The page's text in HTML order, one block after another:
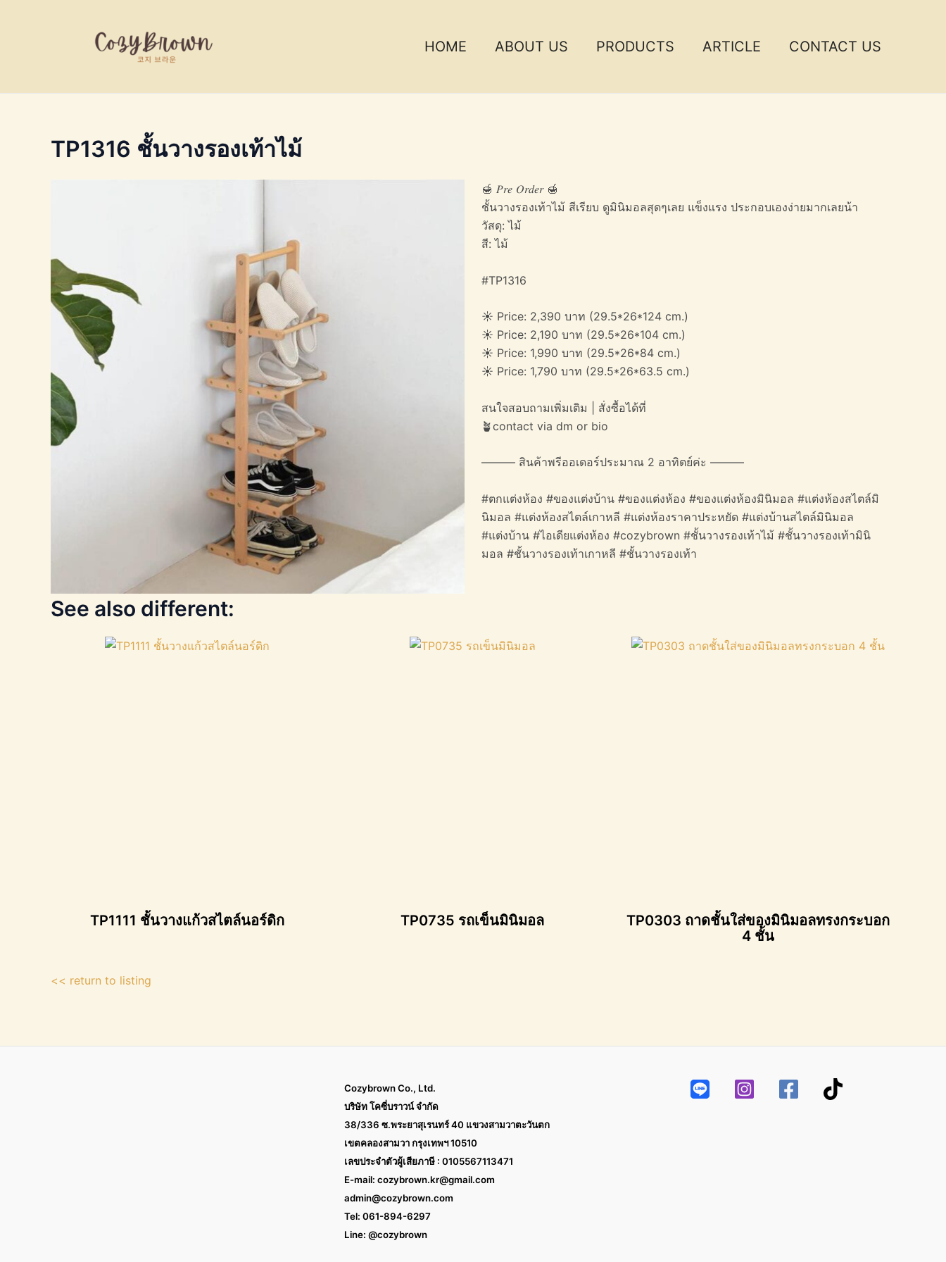
HOME ABOUT US PRODUCTS ARTICLE CONTACT US
TP1316 ชั้นวางรองเท้าไม้
🍯 𝑃𝑟𝑒 𝑂𝑟𝑑𝑒𝑟 🍯
ชั้นวางรองเท้าไม้ สีเรียบ ดูมินิมอลสุดๆเลย แข็งแรง ประกอบเองง่ายมากเลยน้า
วัสดุ: ไม้
สี: ไม้
#TP1316
☀️ Price: 2,390 บาท (29.5*26*124 cm.)
☀️ Price: 2,190 บาท (29.5*26*104 cm.)
☀️ Price: 1,990 บาท (29.5*26*84 cm.)
☀️ Price: 1,790 บาท (29.5*26*63.5 cm.)
สนใจสอบถามเพิ่มเติม | สั่งซื้อได้ที่
🪴contact via dm or bio
——— สินค้าพรีออเดอร์ประมาณ 2 อาทิตย์ค่ะ ———
#ตกแต่งห้อง #ของแต่งบ้าน #ของแต่งห้อง #ของแต่งห้องมินิมอล #แต่งห้องสไตล์มิ
นิมอล #แต่งห้องสไตล์เกาหลี #แต่งห้องราคาประหยัด #แต่งบ้านสไตล์มินิมอล
#แต่งบ้าน #ไอเดียแต่งห้อง #cozybrown #ชั้นวางรองเท้าไม้ #ชั้นวางรองเท้ามินิ
มอล #ชั้นวางรองเท้าเกาหลี #ชั้นวางรองเท้า
See also different:
TP1111 ชั้นวางแก้วสไตล์นอร์ดิก TP0735 รถเข็นมินิมอล
TP0303 ถาดชั้นใส่ของมินิมอลทรงกระบอก
4 ชั้น
<< return to listing
Cozybrown Co., Ltd.
บริษัท โคซี่บราวน์ จำกัด
38/336 ซ.พระยาสุเรนทร์ 40 แขวงสามวาตะวันตก
เขตคลองสามวา กรุงเทพฯ 10510
เลขประจำตัวผู้เสียภาษี : 0105567113471
E-mail: cozybrown.kr@gmail.com
admin@cozybrown.com
Tel: 061-894-6297
Line: @cozybrown